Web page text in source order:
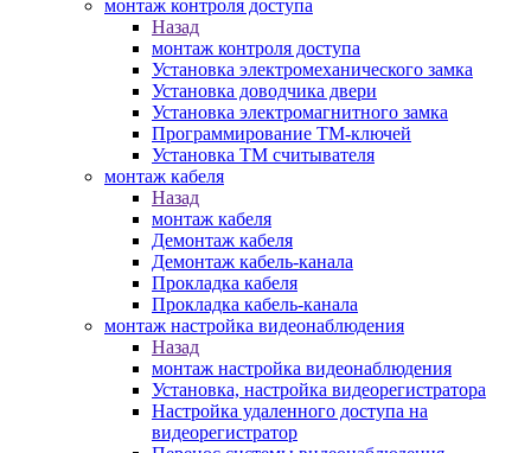
монтаж контроля доступа
Назад
монтаж контроля доступа
Установка электромеханического замка
Установка доводчика двери
Установка электромагнитного замка
Программирование ТМ-ключей
Установка ТМ считывателя
монтаж кабеля
Назад
монтаж кабеля
Демонтаж кабеля
Демонтаж кабель-канала
Прокладка кабеля
Прокладка кабель-канала
монтаж настройка видеонаблюдения
Назад
монтаж настройка видеонаблюдения
Установка, настройка видеорегистратора
Настройка удаленного доступа на
видеорегистратор